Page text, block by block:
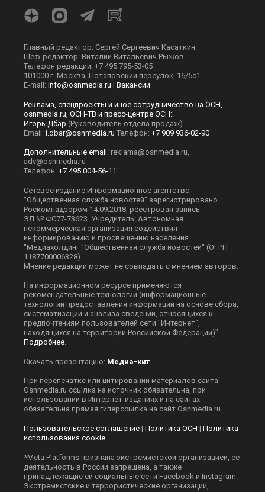
Главный редактор: Сергей Сергеевич Касаткин
Шеф-редактор: Виталий Витальевич Рыжов.
Телефон редакции: +7 495 795-53-05
101000 г. Москва, Потаповский переулок, 16/5с1
E-mail: info@osnmedia.ru | Вакансии
Реклама, спецпроекты и иное сотрудничество на ОСН,
osnmedia.ru, ОСН-ТВ и пресс-центре ОСН:
Игорь Дбар (Руководитель отдела продаж)
Email: i.dbar@osnmedia.ru Телефон: +7 909 936-02-90
Дополнительные email: reklama@osnmedia.ru
adv@osnmedia.ru
Телефон: +7 495 004-56-11
Сетевое издание Информационное агентство
"Общественная служба новостей" зарегистрировано
Роскомнадзором 14.09.2018, реестровая запись
ЭЛ № ФС77-73623. Учредитель: Автономная
некоммерческая организация содействия
информированию и просвещению населения
"Медиахолдинг "Общественная служба новостей" (ОГРН
1187700006328).
Мнение редакции может не совпадать с мнением авторов.
На информационном ресурсе применяются
рекомендательные технологии (информационные
технологии предоставления информации на основе сбора,
систематизации и анализа сведений, относящихся к
предпочтениям пользователей сети "Интернет",
находящихся на территории Российской Федерации)".
Подробнее
Скачать презентацию: Медиа-кит
При перепечатке или цитировании материалов сайта
Оsnmedia.ru ссылка на источник обязательна, при
использовании в Интернет-изданиях и на сайтах
обязательна прямая гиперссылка на сайт Оsnmedia.ru.
Пользовательское соглашение | Политика ОСН | Политика
использования cookie
*Meta Platforms признана экстремистской организацией, её
деятельность в России запрещена, а также
принадлежащие ей социальные сети Facebook и Instagram.
Экстремистские и террористические организации,